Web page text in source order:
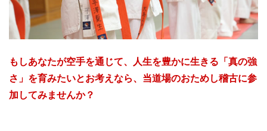
もしあなたが空手を通じて、人生を豊かに生きる「真の強
さ」を育みたいとお考えなら、当道場のおためし稽古に参
加してみませんか？